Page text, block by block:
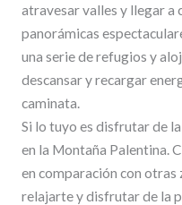
atravesar valles y llegar a
panorámicas
una serie de refugios y
descansar y recargar
caminata.
Si lo tuyo es disfrutar de
en la Montaña Palentina.
en comparación con otras
relajarte y disfrutar de la